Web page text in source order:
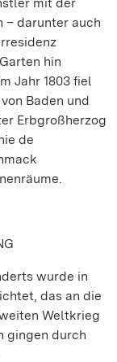
– darunter auch
hin
Jahr 1803 fiel
Baden und
Erbgroßherzog
de
wurde in
das an die
Weltkrieg
gingen durch